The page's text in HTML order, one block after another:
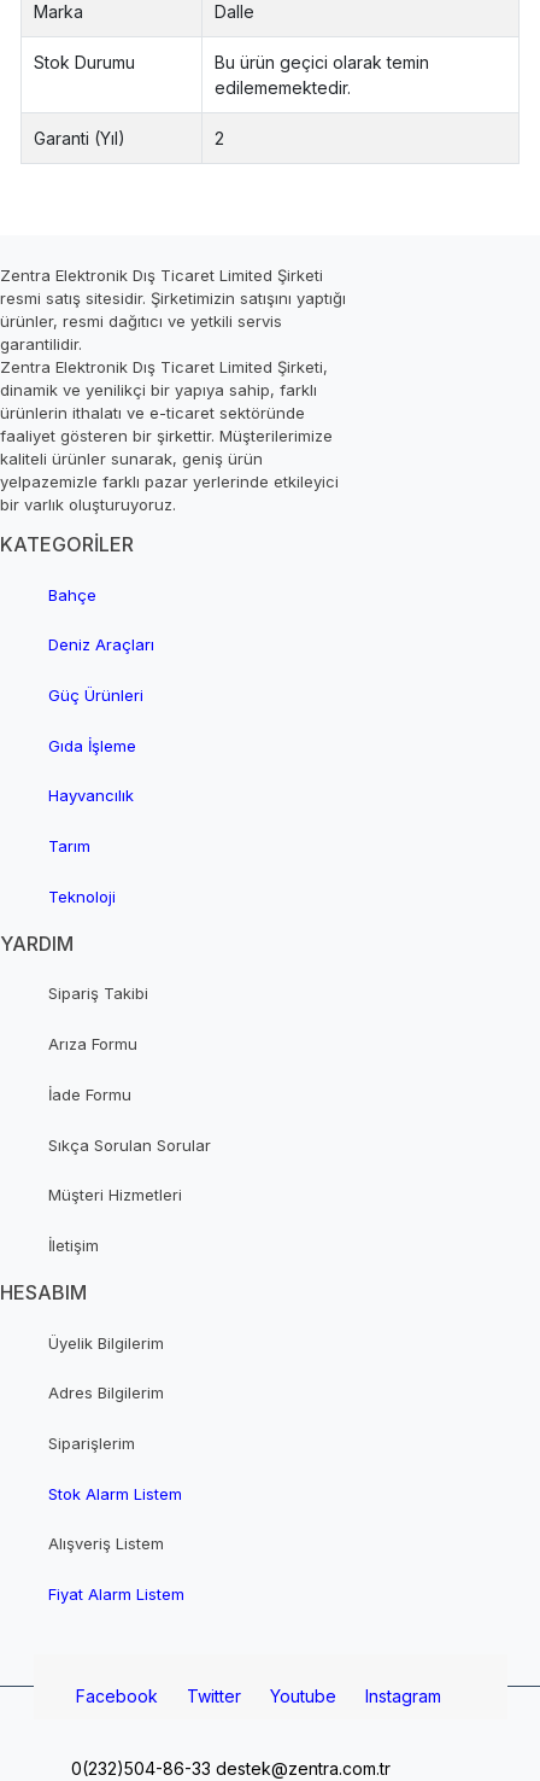
Marka Dalle
Stok Durumu
Bu ürün geçici olarak temin
edilememektedir.
Garanti (Yıl) 2
Zentra Elektronik Dış Ticaret Limited Şirketi
resmi satış sitesidir. Şirketimizin satışını yaptığı
ürünler, resmi dağıtıcı ve yetkili servis
garantilidir.
Zentra Elektronik Dış Ticaret Limited Şirketi,
dinamik ve yenilikçi bir yapıya sahip, farklı
ürünlerin ithalatı ve e-ticaret sektöründe
faaliyet gösteren bir şirkettir. Müşterilerimize
kaliteli ürünler sunarak, geniş ürün
yelpazemizle farklı pazar yerlerinde etkileyici
bir varlık oluşturuyoruz.
KATEGORİLER
Bahçe
Deniz Araçları
Güç Ürünleri
Gıda İşleme
Hayvancılık
Tarım
Teknoloji
YARDIM
Sipariş Takibi
Arıza Formu
İade Formu
Sıkça Sorulan Sorular
Müşteri Hizmetleri
İletişim
HESABIM
Üyelik Bilgilerim
Adres Bilgilerim
Siparişlerim
Stok Alarm Listem
Alışveriş Listem
Fiyat Alarm Listem
Facebook Twitter Youtube Instagram
0(232)504-86-33 destek@zentra.com.tr